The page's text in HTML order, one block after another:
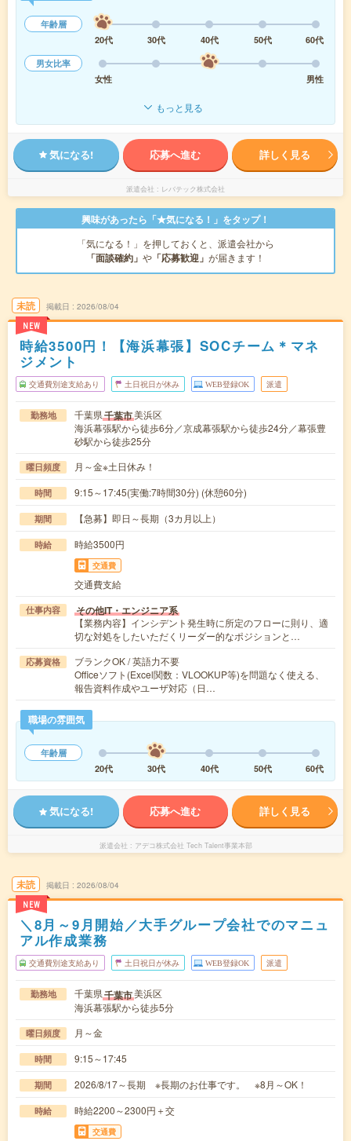
年齢層
20代
30代 40代 50代
60代
男女比率
女性
男性
もっと見る
気になる! 応募へ進む 詳しく見る
派遣会社 レバテック株式会社
興味があったら「★気になる！」をタップ！
「気になる！」を押しておくと、派遣会社から
「面談確約」 や 「応募歓迎」 が届きます！
未読
NEW
掲載日 2026/08/04
時給3500円！【海浜幕張】SOCチーム＊マネ
ジメント
交通費別途支給あり 土日祝日が休み WEB登録OK 派遣
勤務地 千葉県千葉市美浜区
海浜幕張駅から徒歩6分／京成幕張駅から徒歩24分／幕張豊
砂駅から徒歩25分
曜日頻度 月～金※土日休み！
時間 9:15～17:45(実働:7時間30分) (休憩60分)
期間 【急募】即日～長期（3カ月以上）
時給 時給3500円
交通費
交通費支給
仕事内容 その他IT・エンジニア系
【業務内容】インシデント発生時に所定のフローに則り、適
切な対処をしたいただくリーダー的なポジションと…
応募資格
ブランクOK / 英語力不要
Officeソフト(Excel関数：VLOOKUP等)を問題なく使える、
報告資料作成やユーザ対応（日…
職場の雰囲気
年齢層
20代
30代 40代 50代 60代
気になる! 応募へ進む 詳しく見る
派遣会社 アデコ株式会社 Tech Talent事業本部
未読
NEW
掲載日 2026/08/04
＼8月～9月開始／大手グループ会社でのマニュ
アル作成業務
交通費別途支給あり 土日祝日が休み WEB登録OK 派遣
勤務地 千葉県千葉市美浜区
海浜幕張駅から徒歩5分
曜日頻度 月～金
時間 9:15～17:45
期間 2026/8/17～長期 ※長期のお仕事です。 ※8月～OK！
時給 時給2200～2300円＋交
交通費